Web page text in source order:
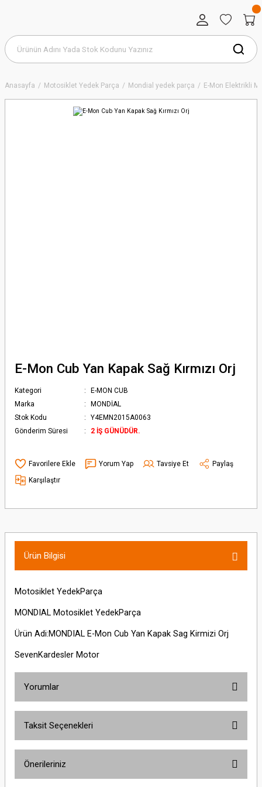
Anasayfa Motosiklet Yedek Parça Mondial yedek parça E-Mon Elektrikli
E-Mon Cub Yan Kapak Sağ Kırmızı Orj
Kategori
E-MON CUB
Marka
MONDİAL
Stok Kodu
Y4EMN2015A0063
Gönderim Süresi
2 İŞ GÜNÜDÜR.
Yorum Yap Tavsiye Et
Paylaş
Karşılaştır
Ürün Bilgisi
Motosiklet YedekParça
MONDIAL Motosiklet YedekParça
Ürün Adi:MONDIAL E-Mon Cub Yan Kapak Sag Kirmizi Orj
SevenKardesler Motor
Yorumlar
Taksit Seçenekleri
Önerileriniz